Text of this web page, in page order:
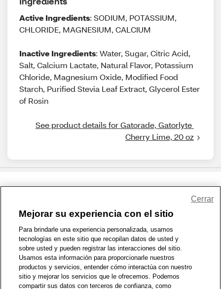
Active Ingredients: SODIUM, POTASSIUM,
CHLORIDE, MAGNESIUM, CALCIUM
Inactive Ingredients: Water, Sugar, Citric Acid,
Salt, Calcium Lactate, Natural Flavor, Potassium
Chloride, Magnesium Oxide, Modified Food
Starch, Purified Stevia Leaf Extract, Glycerol Ester
of Rosin
See product details for Gatorade, Gatorlyte
Cherry Lime, 20 oz
1-800-679-9691 | Contáctenos | Términos de Uso | Accesibilidad
Política de Privacidad | WA Privacy Policy | Mapa del sitio
Zona de Bienestar | © 1999 - 2026 CVS.com
Mejorar su experiencia con el sitio
Para brindarle una experiencia personalizada, usamos
tecnologías en este sitio que recopilan datos de usted y
sobre usted y pueden registrar las interacciones del sitio.
Usamos esta información para proporcionarle nuestros
productos y servicios, entender cómo interactúa con nuestro
sitio y mejorar los servicios que le ofrecemos. Podemos
compartir sus datos con terceros de confianza, como
Cerrar